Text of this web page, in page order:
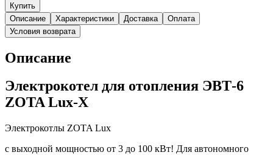
Купить
Описание
Характеристики Доставка
Оплата
Условия возврата
Описание
Электрокотел для отопления ЭВТ-6
ZOTA Lux-X
Электрокотлы ZOTA Lux
с выходной мощностью от 3 до 100 кВт! Для автономного